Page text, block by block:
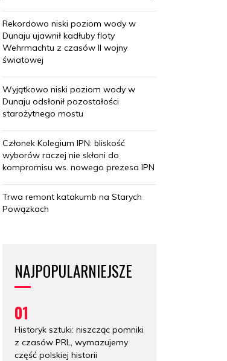
Rekordowo niski poziom wody w
Dunaju ujawnił kadłuby floty
Wehrmachtu z czasów II wojny
światowej
Wyjątkowo niski poziom wody w
Dunaju odsłonił pozostałości
starożytnego mostu
Członek Kolegium IPN: bliskość
wyborów raczej nie skłoni do
kompromisu ws. nowego prezesa IPN
Trwa remont katakumb na Starych
Powązkach
NAJPOPULARNIEJSZE
01
Historyk sztuki: niszcząc pomniki
z czasów PRL, wymazujemy
część polskiej historii